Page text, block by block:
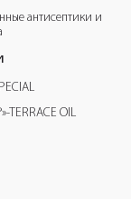
антисептики и
TERRACE OIL